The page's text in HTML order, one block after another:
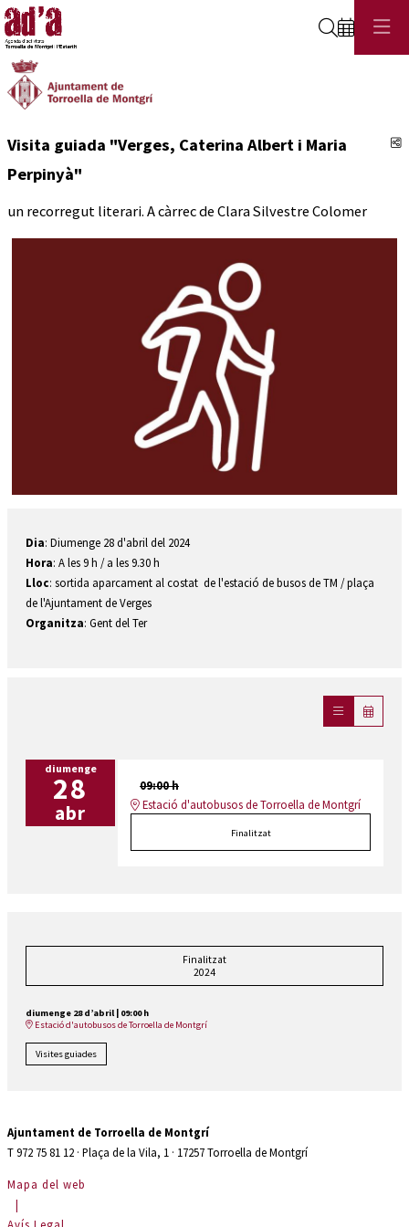
Cerca
Visita guiada "Verges, Caterina Albert i Maria
Perpinyà"
un recorregut literari. A càrrec de Clara Silvestre Colomer
Dia: Diumenge 28 d'abril del 2024
Hora: A les 9 h / a les 9.30 h
Lloc: sortida aparcament al costat de l'estació de busos de TM / plaça
de l'Ajuntament de Verges
Organitza: Gent del Ter
diumenge
28
abr
09:00 h
Estació d'autobusos de Torroella de Montgrí
Finalitzat
Finalitzat
2024
diumenge 28 d’abril | 09:00 h
Estació d'autobusos de Torroella de Montgrí
Visites guiades
Ajuntament de Torroella de Montgrí
T 972 75 81 12 · Plaça de la Vila, 1 · 17257 Torroella de Montgrí
Mapa del web
|